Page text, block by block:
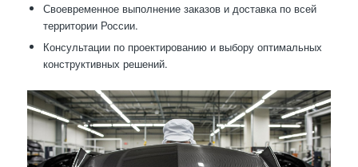
Своевременное выполнение заказов и доставка по всей
территории России.
Консультации по проектированию и выбору оптимальных
конструктивных решений.